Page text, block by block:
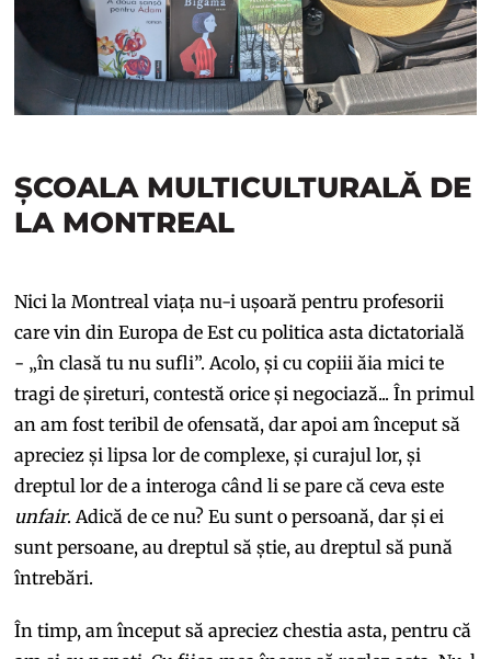
ȘCOALA MULTICULTURALĂ DE
LA MONTREAL
Nici la Montreal viața nu-i ușoară pentru profesorii
care vin din Europa de Est cu politica asta dictatorială
- „în clasă tu nu sufli”. Acolo, și cu copiii ăia mici te
tragi de șireturi, contestă orice și negociază... În primul
an am fost teribil de ofensată, dar apoi am început să
apreciez și lipsa lor de complexe, și curajul lor, și
dreptul lor de a interoga când li se pare că ceva este
unfair. Adică de ce nu? Eu sunt o persoană, dar și ei
sunt persoane, au dreptul să știe, au dreptul să pună
întrebări.
În timp, am început să apreciez chestia asta, pentru că